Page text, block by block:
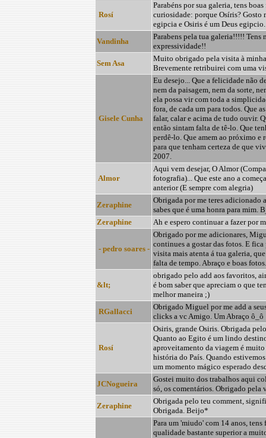
Rosí
Parabéns por sua galeria, tens
curiosidade: porque Osíris? Gosto
egipcia e Osiris é um Deus
Vandinha
Parabens pela tua galeria!!!!! Tens
expressividade!!
Sem Asa
Muito obrigado pela visita à
Brevemente retribuirei com uma
Gisele Cunha
Eu desejo... Que a felicidade não
nem da paisagem, nem da sorte,
ela possa vir com toda a
fora, de cada um para todos. Que
falar, calar e acima de tudo ouvir.
então sintam falta de tê-lo. Que
perdê-lo. Que amem ao próximo e
para que tenham certeza de que
2007.
Almor
Aqui vem desejar, O Almor
fotografia)... Que este ano a
anterior (E sempre com alegria)
Zeraphine
Obrigada por me teres adicionado
sabes que é uma honra para mim.
Zeraphine
Ah e espero continuar a fazer por
- pedro soares -
Obrigado por me adicionares,
continues a gostar das fotos. E
visita mais atenta á tua galeria,
falta de tempo. Abraço e boas
&lt;
obrigado pelo add aos favoritos,
é bom saber que apreciam o que
melhor maneira ;)
RGallacci
Obrigado Miguel por me add a
clicks a vc Amigo. Um Abraço ô_ô
Rosí
Osiris, grande Osiris. Obrigada
Quanto ao Egito é um lindo
aproveitamento da viagem é
história do País. Quando
um momento mágico esperado
JCNogueira
Gostei muito dos trabalhos aqui
só, os comentários. Obrigado pela
Zeraphine
Obrigada pelo teu comment,
Obrigada. Beijo*
Para um 'miudo' com 14 anos, tens
qualidade bastante superior a